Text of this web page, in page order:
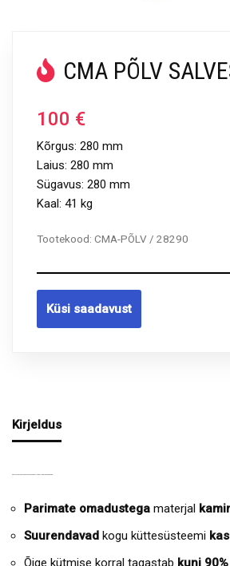
CMA PÕLV
100 €
Kõrgus: 280 mm
Laius: 280 mm
Sügavus: 280 mm
Kaal: 41 kg
Tootekood: CMA-PÕLV / 28290
Küsi saadavust
Kirjeldus
Parimate omadustega materjal
Suurendavad kogu küttesüsteemi
Õige kütmise korral tagastab kuni 90%